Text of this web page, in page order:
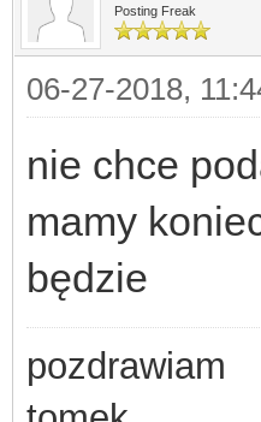
Posting Freak
06-27-2018,
nie chce
mamy
będzie
pozdrawiam